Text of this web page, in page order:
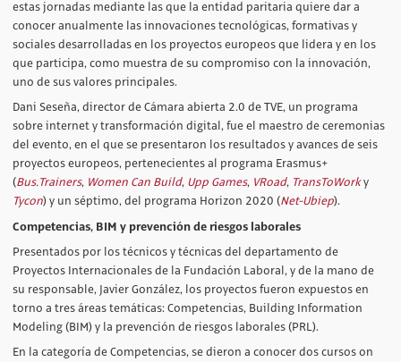
estas jornadas mediante las que la entidad paritaria quiere dar a
conocer anualmente las innovaciones tecnológicas, formativas y
sociales desarrolladas en los proyectos europeos que lidera y en los
que participa, como muestra de su compromiso con la innovación,
uno de sus valores principales.
Dani Seseña, director de Cámara abierta 2.0 de TVE, un programa
sobre internet y transformación digital, fue el maestro de ceremonias
del evento, en el que se presentaron los resultados y avances de seis
proyectos europeos, pertenecientes al programa Erasmus+
(Bus.Trainers, Women Can Build, Upp Games, VRoad, TransToWorky
Tycon) y un séptimo, del programa Horizon 2020 (Net-Ubiep).
Competencias, BIM y prevención de riesgos laborales
Presentados por los técnicos y técnicas del departamento de
Proyectos Internacionales de la Fundación Laboral, y de la mano de
su responsable, Javier González, los proyectos fueron expuestos en
torno a tres áreas temáticas: Competencias, Building Information
Modeling (BIM) y la prevención de riesgos laborales (PRL).
En la categoría de Competencias, se dieron a conocer dos cursos on